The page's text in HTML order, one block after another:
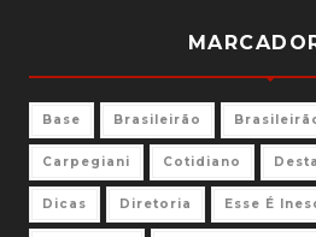
Base Brasileirão
Carpegiani Cotidiano
Dicas Diretoria Esse É